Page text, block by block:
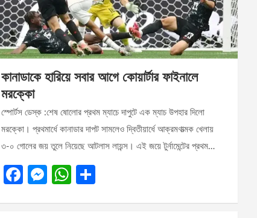
কানাডাকে হারিয়ে সবার আগে কোয়ার্টার ফাইনালে
মরক্কো
স্পোর্টস ডেস্ক :শেষ ষোলোর প্রথম ম্যাচে দাপুটে এক ম্যাচ উপহার দিলো
মরক্কো। প্রথমার্ধে কানাডার দাপট সামলেও দ্বিতীয়ার্ধে আক্রমণাত্মক খেলায়
৩-০ গোলের জয় তুলে নিয়েছে আটলাস লায়ন্স। এই জয়ে টুর্নামেন্টের প্রথম…
F
M W